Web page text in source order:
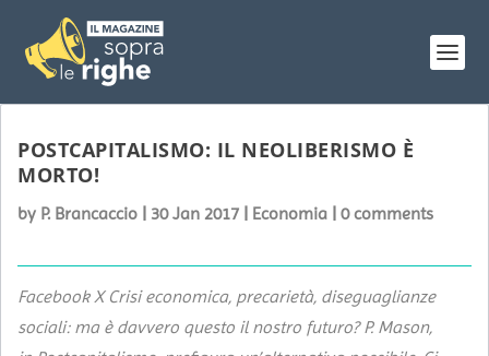
POSTCAPITALISMO: IL NEOLIBERISMO È
MORTO!
by P. Brancaccio | 30 Jan 2017 | Economia | 0 comments
Facebook X Crisi economica, precarietà, diseguaglianze
sociali: ma è davvero questo il nostro futuro? P. Mason,